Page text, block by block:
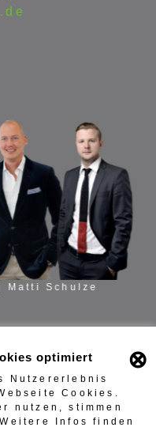
Matti Schulze
optimiert ⊗
Nutzererlebnis
Cookies.
nutzen, stimmen
Infos finden